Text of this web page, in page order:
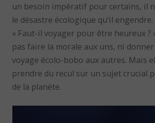
un besoin impératif pour certains, il
le désastre écologique qu’il
« Faut-il voyager pour être heureux ?
pas faire la morale aux uns, ni donner
voyage écolo-bobo aux autres. Mais
prendre du recul sur un sujet crucial
de la planète.